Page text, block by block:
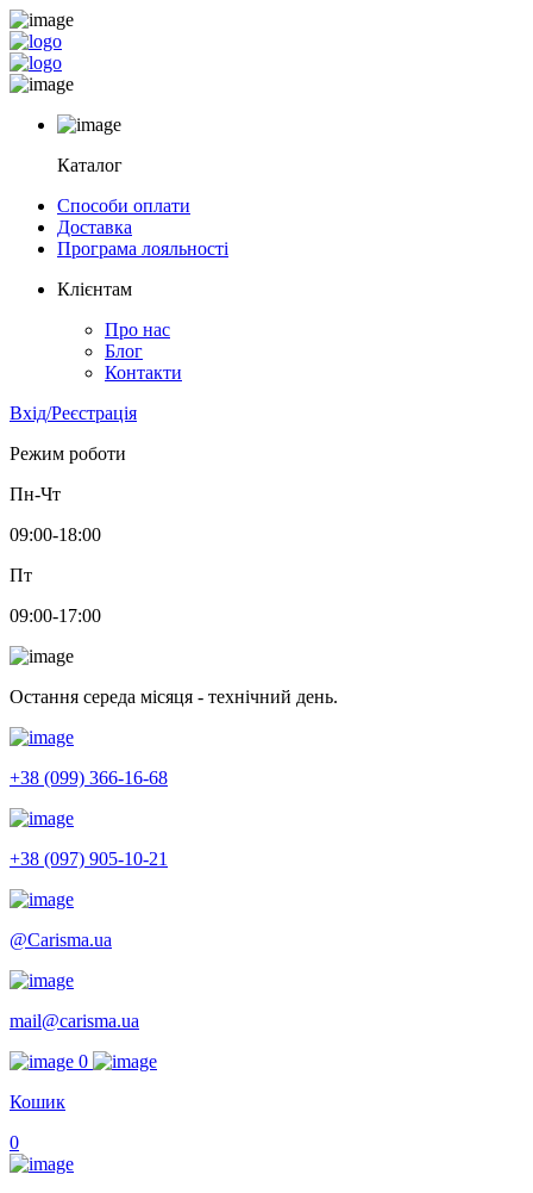
Каталог
Способи оплати
Доставка
Програма лояльності
Клієнтам
Про нас
Блог
Контакти
Вхід/Реєстрація
Режим роботи
Пн-Чт
09:00-18:00
Пт
09:00-17:00
Остання середа місяця - технічний день.
+38 (099) 366-16-68
+38 (097) 905-10-21
@Carisma.ua
mail@carisma.ua
0
Кошик
0